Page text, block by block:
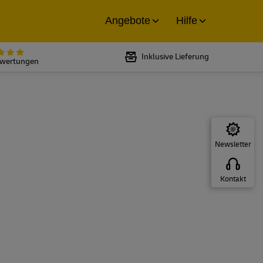
Angebote Hilfe
Bewertet mit 5 von 5 Sternen bei
Inklusive Lieferung
Newsletter
Kontakt